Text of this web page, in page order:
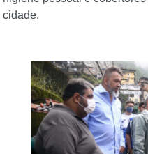
cidade.